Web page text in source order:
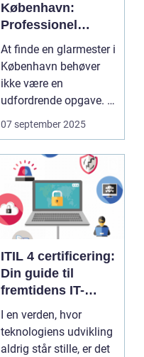
København:
Professionel
løsning til alle
behov
At finde en glarmester i
København behøver
ikke være en
udfordrende opgave. I
en...
07 september 2025
ITIL 4 certificering:
Din guide til
fremtidens IT-
service
management
I en verden, hvor
teknologiens udvikling
aldrig står stille, er det